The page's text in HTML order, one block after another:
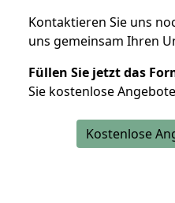
Kontaktieren Sie uns
uns gemeinsam Ihren
Füllen Sie jetzt das
Sie kostenlose
Kostenlose